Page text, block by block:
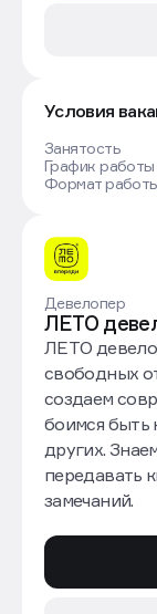
Условия
Занятость
График работы
Формат
ЛЕТО
Девелопер
ЛЕТО
свободных
создаем
боимся быть
других.
передавать
замечаний.